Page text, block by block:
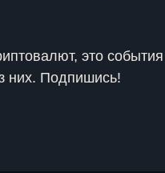
это
них. Подпишись!